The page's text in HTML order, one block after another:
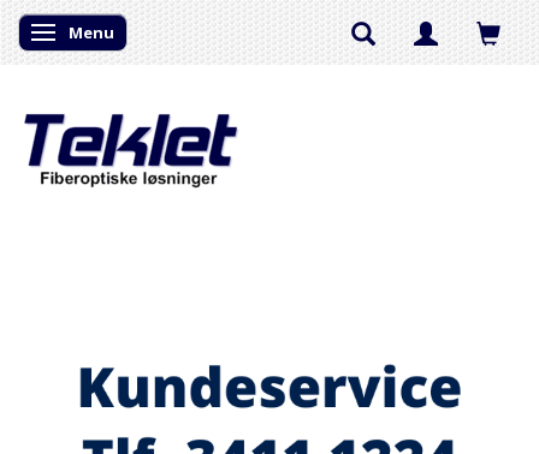
Skifte navigation
Menu